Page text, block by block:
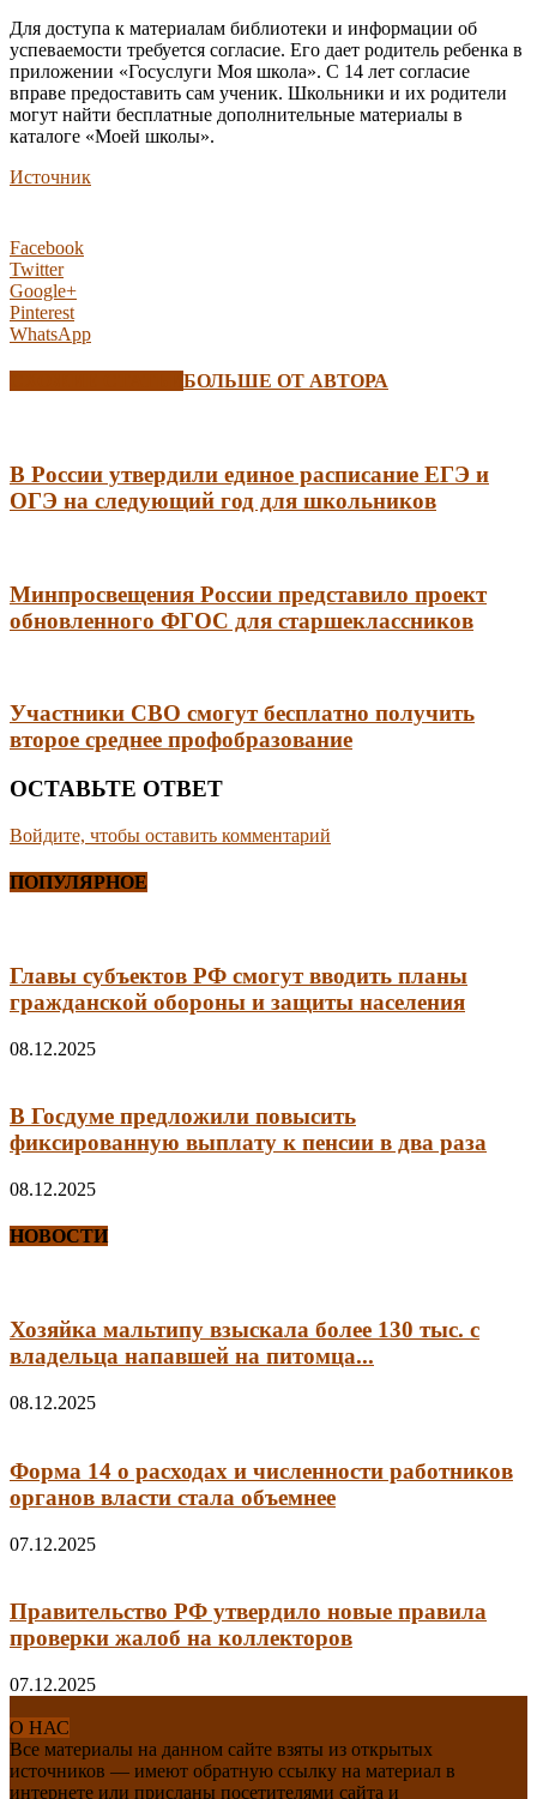
Для доступа к материалам библиотеки и информации об
успеваемости требуется согласие. Его дает родитель ребенка в
приложении «Госуслуги Моя школа». С 14 лет согласие
вправе предоставить сам ученик. Школьники и их родители
могут найти бесплатные дополнительные материалы в
каталоге «Моей школы».
Источник
Facebook
Twitter
Google+
Pinterest
WhatsApp
БОЛЬШЕ ОТ АВТОРА
В России утвердили единое расписание ЕГЭ и
ОГЭ на следующий год для школьников
Минпросвещения России представило проект
обновленного ФГОС для старшеклассников
Участники СВО смогут бесплатно получить
второе среднее профобразование
ОСТАВЬТЕ ОТВЕТ
Войдите, чтобы оставить комментарий
ПОПУЛЯРНОЕ
Главы субъектов РФ смогут вводить планы
гражданской обороны и защиты населения
08.12.2025
В Госдуме предложили повысить
фиксированную выплату к пенсии в два раза
08.12.2025
НОВОСТИ
Хозяйка мальтипу взыскала более 130 тыс. с
владельца напавшей на питомца...
08.12.2025
Форма 14 о расходах и численности работников
органов власти стала объемнее
07.12.2025
Правительство РФ утвердило новые правила
проверки жалоб на коллекторов
07.12.2025
О НАС
Все материалы на данном сайте взяты из открытых
источников — имеют обратную ссылку на материал в
интернете или присланы посетителями сайта и